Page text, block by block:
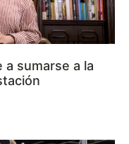
a sumarse a la